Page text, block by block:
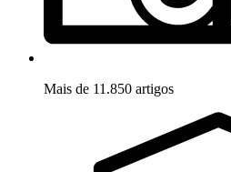
Mais de 11.850 artigos